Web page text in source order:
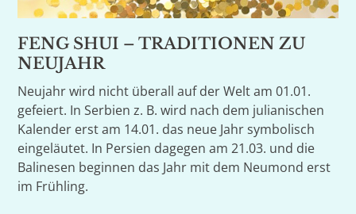
FENG SHUI – TRADITIONEN ZU
NEUJAHR
Neujahr wird nicht überall auf der Welt am 01.01.
gefeiert. In Serbien z. B. wird nach dem julianischen
Kalender erst am 14.01. das neue Jahr symbolisch
eingeläutet. In Persien dagegen am 21.03. und die
Balinesen beginnen das Jahr mit dem Neumond erst
im Frühling.